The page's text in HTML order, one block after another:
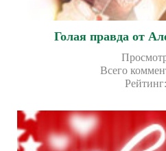
Голая правда от
Всего
Рейтинг: